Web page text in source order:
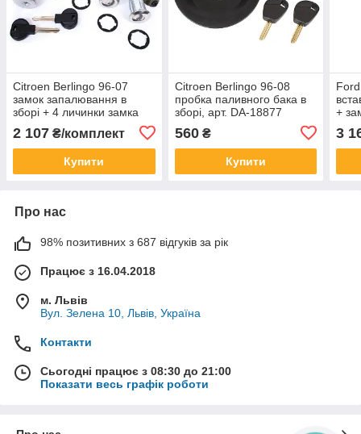
Citroen Berlingo 96-07
замок запалювання в
зборі + 4 личинки замка
іммобілайзера
2 107 ₴/комплект
Купити
Citroen Berlingo 96-08
пробка паливного бака в
зборі, арт. DA-18877
560₴
Купити
+
5шт.
3
Про нас
98% позитивних з 687 відгуків за рік
Працює з 16.04.2018
м. Львів
Вул. Зелена 10, Львів, Україна
Контакти
Сьогодні працює з 08:30 до 21:00
Показати весь графік роботи